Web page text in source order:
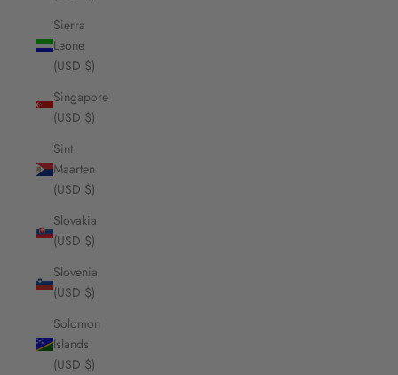
Sierra
Leone
(USD $)
Singapore
(USD $)
Sint
Maarten
(USD $)
Slovakia
(USD $)
Slovenia
(USD $)
Solomon
Islands
(USD $)